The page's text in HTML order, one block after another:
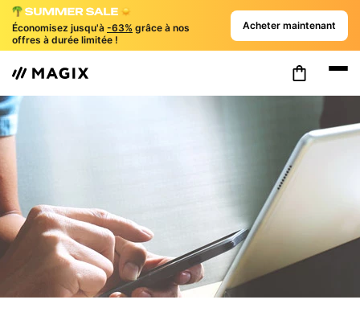
Économisez jusqu'à -63% grâce à nos
offres à durée limitée !
Acheter maintenant